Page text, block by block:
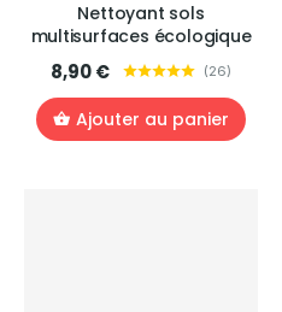
Nettoyant sols
multisurfaces écologique
8,90 € (26)
Ajouter au panier